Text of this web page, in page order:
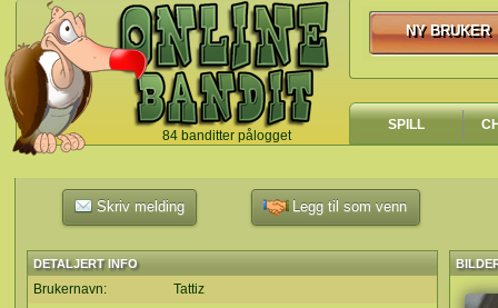
84 banditter pålogget
`
NY BRUKER
NY BRUKER
SPILL
Skriv melding Legg til som venn
DETALJERT INFO
Brukernavn:
Tattiz